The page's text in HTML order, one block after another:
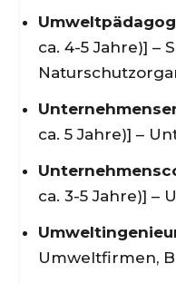
ca. 4-5 Jahre)] –
ca. 5 Jahre)] –
ca. 3-5 Jahre)] –
Umweltfirmen,